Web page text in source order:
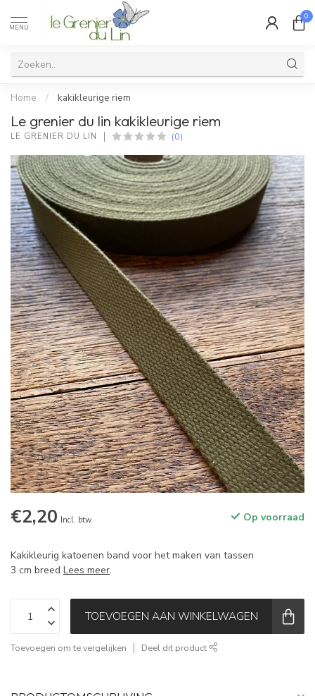
MENU
0
Home / kakikleurige riem
Le grenier du lin kakikleurige riem
LE GRENIER DU LIN (0)
€2,20 Incl. btw Op voorraad
Kakikleurig katoenen band voor het maken van tassen
3 cm breed Lees meer.
TOEVOEGEN AAN WINKELWAGEN
Toevoegen om te vergelijken Deel dit product